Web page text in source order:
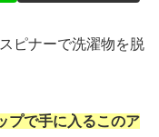
ピナーで洗濯物を脱
プで手に入るこのア